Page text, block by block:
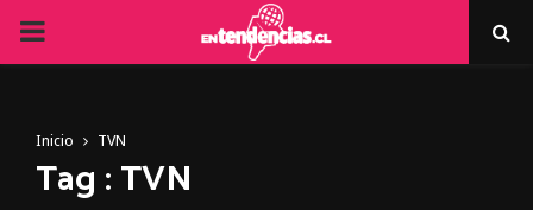
PRIMARY
Inicio TVN
Tag : TVN